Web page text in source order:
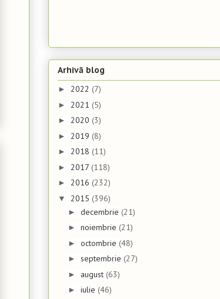
Arhivă blog
► 2022 (7)
► 2021 (5)
► 2020 (3)
► 2019 (8)
► 2018 (11)
► 2017 (118)
► 2016 (232)
▼ 2015 (396)
► decembrie (21)
► noiembrie (21)
► octombrie (48)
► septembrie (27)
► august (63)
► iulie (46)